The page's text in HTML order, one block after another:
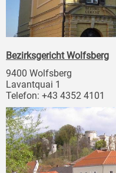
Bezirksgericht Wolfsberg
9400 Wolfsberg
Lavantquai 1
Telefon: +43 4352 4101